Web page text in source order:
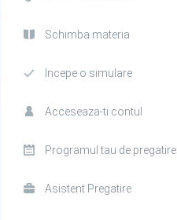
Schimba materia
Incepe o simulare
Acceseaza-ti contul
Programul tau de pregatire
Asistent Pregatire